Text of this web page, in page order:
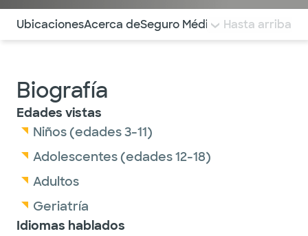
Utilice esta navegación para saltar rápidamente a
UbicacionesAcerca deSeguro Médico COMENTARIOS
Hasta arriba
Biografía
Edades vistas
Niños (edades 3-11)
Adolescentes (edades 12-18)
Adultos
Geriatría
Idiomas hablados